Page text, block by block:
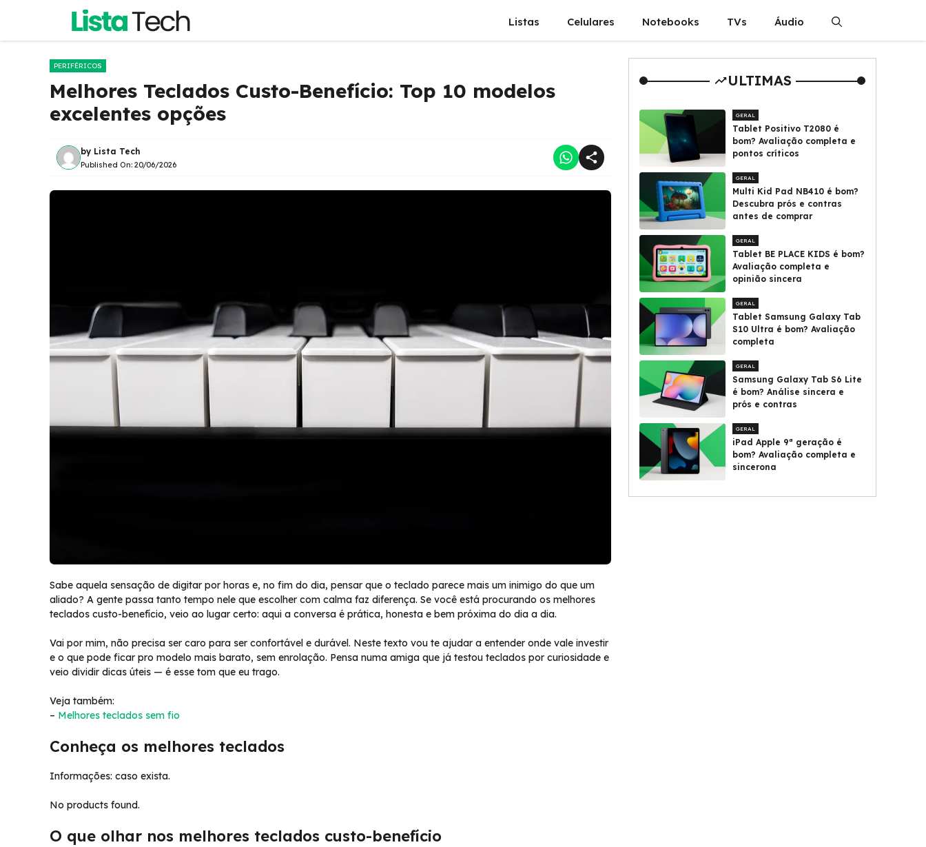
o
Listas Celulares Notebooks TVs Áudio
PERIFÉRICOS
Melhores Teclados Custo-Benefício: Top 10 modelos
excelentes opções
by Lista Tech
Published On: 20/06/2026
Sabe aquela sensação de digitar por horas e, no fim do dia, pensar que o teclado parece mais um inimigo do que um
aliado? A gente passa tanto tempo nele que escolher com calma faz diferença. Se você está procurando os melhores
teclados custo-benefício, veio ao lugar certo: aqui a conversa é prática, honesta e bem próxima do dia a dia.
Vai por mim, não precisa ser caro para ser confortável e durável. Neste texto vou te ajudar a entender onde vale investir
e o que pode ficar pro modelo mais barato, sem enrolação. Pensa numa amiga que já testou teclados por curiosidade e
veio dividir dicas úteis — é esse tom que eu trago.
Veja também:
– Melhores teclados sem fio
Conheça os melhores teclados
Informações: caso exista.
No products found.
O que olhar nos melhores teclados custo-benefício
ULTIMAS
GERAL
Tablet Positivo T2080 é
bom? Avaliação completa e
pontos críticos
GERAL
Multi Kid Pad NB410 é bom?
Descubra prós e contras
antes de comprar
GERAL
Tablet BE PLACE KIDS é bom?
Avaliação completa e
opinião sincera
GERAL
Tablet Samsung Galaxy Tab
S10 Ultra é bom? Avaliação
completa
GERAL
Samsung Galaxy Tab S6 Lite
é bom? Análise sincera e
prós e contras
GERAL
iPad Apple 9ª geração é
bom? Avaliação completa e
sincerona